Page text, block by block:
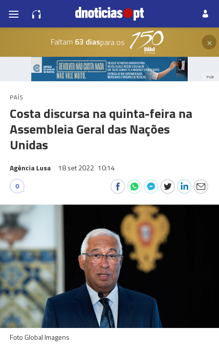
Faltam 63 diaspara os ×
PUB
PAÍS
Costa discursa na quinta-feira na
Assembleia Geral das Nações
Unidas
Agência Lusa 18 set 2022 10:14
0
Foto Global Imagens